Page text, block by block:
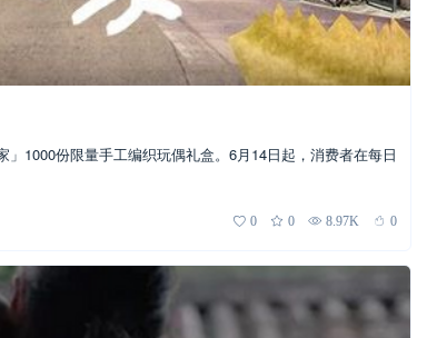
1000份限量手工编织玩偶礼盒。6月14日起，消费者在每日
0 0 8.97K 0